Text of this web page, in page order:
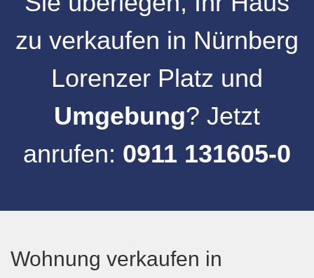
zu verkaufen in Nürnberg
Lorenzer Platz und
Umgebung? Jetzt
anrufen: 0911 131605-0
Wohnung verkaufen in